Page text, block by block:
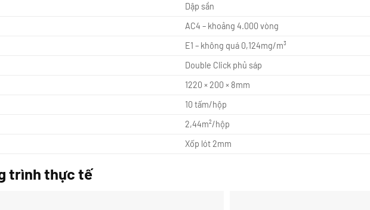
Dập sần
AC4 – khoảng 4.000 vòng
E1 – không quá 0,124mg/m³
Double Click phủ sáp
1220 × 200 × 8mm
10 tấm/hộp
2,44m²/hộp
Xốp lót 2mm
trình thực tế